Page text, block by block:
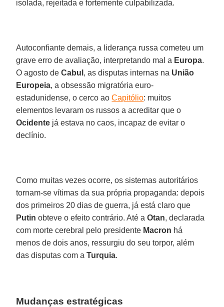
isolada, rejeitada e fortemente culpabilizada.
Autoconfiante demais, a liderança russa cometeu um
grave erro de avaliação, interpretando mal a Europa.
O agosto deCabul , as disputas internas na União
Europeia, a obsessão migratória euro-
estadunidense, o cerco aoCapitólio: muitos
elementos levaram os russos a acreditar que o
Ocidente já estava no caos, incapaz de evitar o
declínio.
Como muitas vezes ocorre, os sistemas autoritários
tornam-se vítimas da sua própria propaganda: depois
dos primeiros 20 dias de guerra, já está claro que
Putin obteve o efeito contrário. Até aOtan, declarada
com morte cerebral pelo presidente Macron há
menos de dois anos, ressurgiu do seu torpor, além
das disputas com aTurquia.
Mudanças estratégicas